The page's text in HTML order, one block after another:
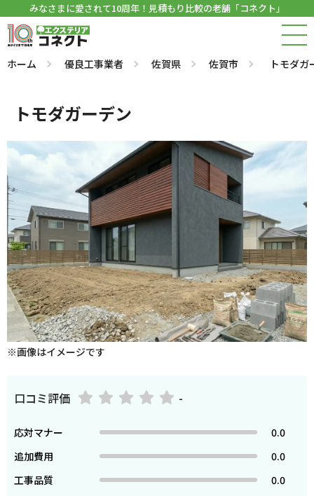
みなさまに愛されて10周年！見積もり比較の老舗「コネクト」
ホーム 優良工事業者 佐賀県 佐賀市 トモダガ
トモダガーデン
※画像はイメージです
口コミ評価 -
応対マナー
0.0
追加費用
0.0
工事品質
0.0